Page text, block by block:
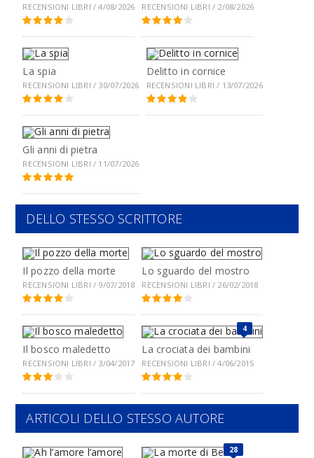
RECENSIONI LIBRI / 4/08/2026 RECENSIONI LIBRI / 2/08/2026
La spia
RECENSIONI LIBRI / 30/07/2026
Delitto in cornice
RECENSIONI LIBRI / 13/07/2026
Gli anni di pietra
RECENSIONI LIBRI / 11/07/2026
DELLO STESSO SCRITTORE
Il pozzo della morte
RECENSIONI LIBRI / 9/07/2018
Lo sguardo del mostro
RECENSIONI LIBRI / 26/02/2018
Il bosco maledetto
RECENSIONI LIBRI / 3/04/2017
4
La crociata dei bambini
RECENSIONI LIBRI / 4/06/2015
ARTICOLI DELLO STESSO AUTORE
28